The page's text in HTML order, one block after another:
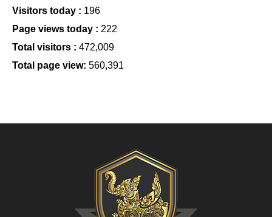
Visitors today : 196
Page views today : 222
Total visitors : 472,009
Total page view: 560,391